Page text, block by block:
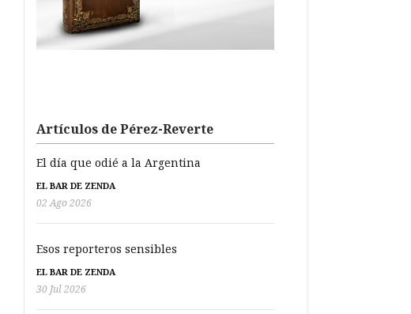
Artículos de Pérez-Reverte
El día que odié a la Argentina
EL BAR DE ZENDA
02 Ago 2026
Esos reporteros sensibles
EL BAR DE ZENDA
30 Jul 2026